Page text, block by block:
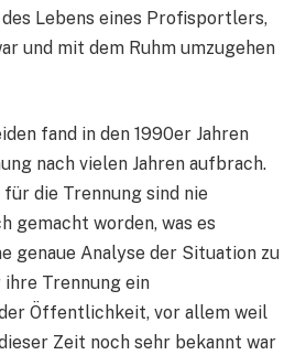
Lebens eines Profisportlers,
und mit dem Ruhm umzugehen
fand in den 1990er Jahren
nach vielen Jahren aufbrach.
für die Trennung sind nie
gemacht worden, was es
genaue Analyse der Situation zu
ihre Trennung ein
Öffentlichkeit, vor allem weil
Zeit noch sehr bekannt war